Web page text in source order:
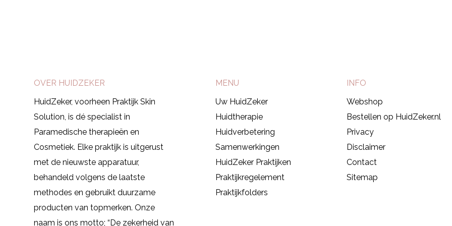
OVER HUIDZEKER
HuidZeker, voorheen Praktijk Skin
Solution, is dé specialist in
Paramedische therapieën en
Cosmetiek. Elke praktijk is uitgerust
met de nieuwste apparatuur,
behandeld volgens de laatste
methodes en gebruikt duurzame
producten van topmerken. Onze
naam is ons motto; “De zekerheid van
MENU
Uw HuidZeker
Huidtherapie
Huidverbetering
Samenwerkingen
HuidZeker Praktijken
Praktijkregelement
Praktijkfolders
INFO
Webshop
Bestellen op HuidZeker.nl
Privacy
Disclaimer
Contact
Sitemap